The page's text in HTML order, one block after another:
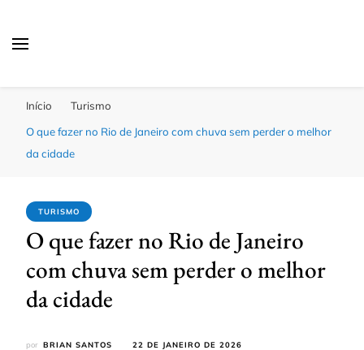
Início
Turismo
O que fazer no Rio de Janeiro com chuva sem perder o melhor
da cidade
TURISMO
O que fazer no Rio de Janeiro
com chuva sem perder o melhor
da cidade
por BRIAN SANTOS
22 DE JANEIRO DE 2026